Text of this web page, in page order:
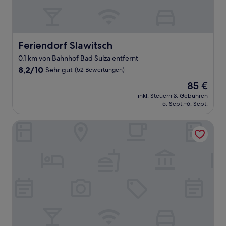
Feriendorf Slawitsch
Feriendorf Slawitsch
0,1 km von Bahnhof Bad Sulza entfernt
8.2
Bewertungen)
8,2/10 Sehr gut (52 Bewertungen)
Der
Preis
beträgt
85 €
inkl. Steuern & Gebühren
5. Sept.–6. Sept.